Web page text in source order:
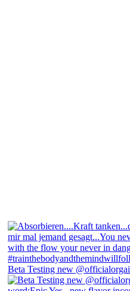
Beta Testing new